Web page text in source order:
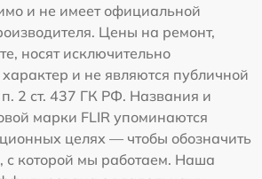
и не имеет официальной
Цены на ремонт,
носят исключительно
и не являются публичной
2 ст. 437 ГК РФ. Названия и
марки FLIR упоминаются
целях — чтобы обозначить
с которой мы работаем. Наша